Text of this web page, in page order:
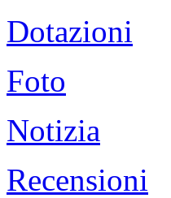
Dotazioni
Foto
Notizia
Recensioni